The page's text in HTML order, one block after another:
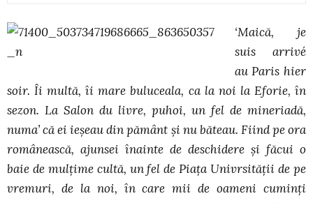
‘Maică, je
suis arrivé
au Paris hier
soir. Îi multă, îi mare buluceala, ca la noi la Eforie, în
sezon. La Salon du livre, puhoi, un fel de mineriadă,
numa’ că ei ieşeau din pământ şi nu băteau. Fiind pe ora
românească, ajunsei înainte de deschidere și făcui o
baie de mulţime cultă, un fel de Piaţa Univrsităţii de pe
vremuri, de la noi, în care mii de oameni cuminţi